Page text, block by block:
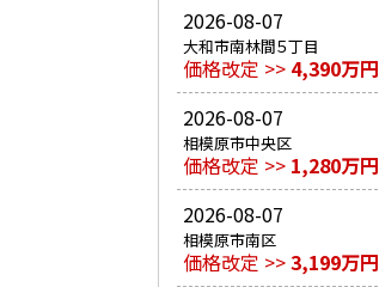
2026-08-07
大和市南林間５丁目
価格改定 >> 4,390万円
2026-08-07
相模原市中央区
価格改定 >> 1,280万円
2026-08-07
相模原市南区
価格改定 >>3,199万円